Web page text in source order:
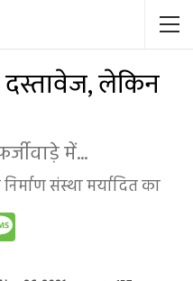
दस्तावेज, लेकिन
में...
संस्था मर्यादित का